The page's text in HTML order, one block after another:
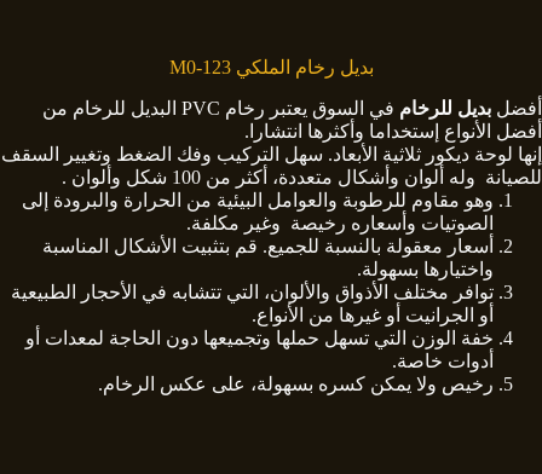
بديل رخام الملكي M0-123
أفضل بديل للرخام
في السوق يعتبر رخام PVC البديل للرخام من
أفضل الأنواع إستخداما وأكثرها انتشارا.
إنها لوحة ديكور ثلاثية الأبعاد. سهل التركيب وفك الضغط وتغيير السقف
للصيانة وله ألوان وأشكال متعددة، أكثر من 100 شكل وألوان .
وهو مقاوم للرطوبة والعوامل البيئية من الحرارة والبرودة إلى
الصوتيات وأسعاره رخيصة وغير مكلفة.
أسعار معقولة بالنسبة للجميع. قم بتثبيت الأشكال المناسبة
واختيارها بسهولة.
توافر مختلف الأذواق والألوان، التي تتشابه في الأحجار الطبيعية
أو الجرانيت أو غيرها من الأنواع.
خفة الوزن التي تسهل حملها وتجميعها دون الحاجة لمعدات أو
أدوات خاصة.
رخيص ولا يمكن كسره بسهولة، على عكس الرخام.